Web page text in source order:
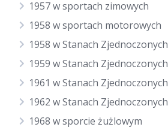
1957 w sportach zimowych
1958 w sportach motorowych
1958 w Stanach Zjednoczonych
1959 w Stanach Zjednoczonych
1961 w Stanach Zjednoczonych
1962 w Stanach Zjednoczonych
1968 w sporcie żużlowym